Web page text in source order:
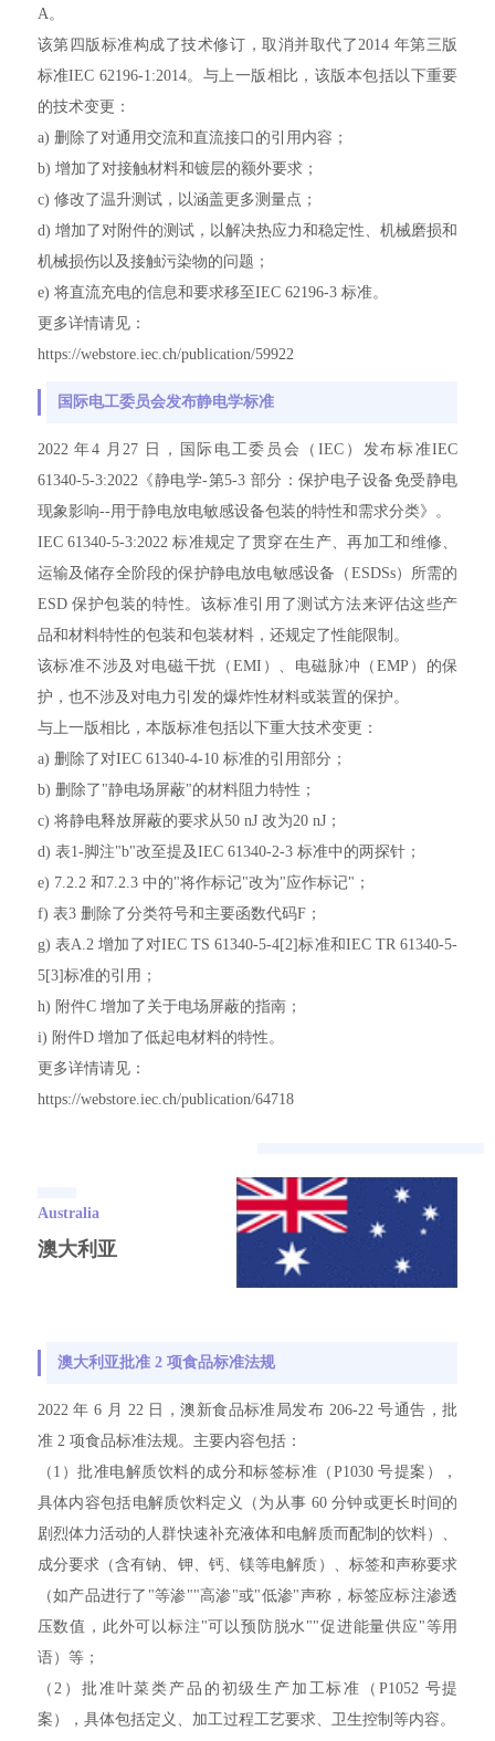
A。
该第四版标准构成了技术修订，取消并取代了2014 年第三版
标准IEC 62196-1:2014。与上一版相比，该版本包括以下重要
的技术变更：
a) 删除了对通用交流和直流接口的引用内容；
b) 增加了对接触材料和镀层的额外要求；
c) 修改了温升测试，以涵盖更多测量点；
d) 增加了对附件的测试，以解决热应力和稳定性、机械磨损和
机械损伤以及接触污染物的问题；
e) 将直流充电的信息和要求移至IEC 62196-3 标准。
更多详情请见：
https://webstore.iec.ch/publication/59922
国际电工委员会发布静电学标准
2022 年4 月27 日，国际电工委员会（IEC）发布标准IEC
61340-5-3:2022《静电学-第5-3 部分：保护电子设备免受静电
现象影响--用于静电放电敏感设备包装的特性和需求分类》。
IEC 61340-5-3:2022 标准规定了贯穿在生产、再加工和维修、
运输及储存全阶段的保护静电放电敏感设备（ESDSs）所需的
ESD 保护包装的特性。该标准引用了测试方法来评估这些产
品和材料特性的包装和包装材料，还规定了性能限制。
该标准不涉及对电磁干扰（EMI）、电磁脉冲（EMP）的保
护，也不涉及对电力引发的爆炸性材料或装置的保护。
与上一版相比，本版标准包括以下重大技术变更：
a) 删除了对IEC 61340-4-10 标准的引用部分；
b) 删除了"静电场屏蔽"的材料阻力特性；
c) 将静电释放屏蔽的要求从50 nJ 改为20 nJ；
d) 表1-脚注"b"改至提及IEC 61340-2-3 标准中的两探针；
e) 7.2.2 和7.2.3 中的"将作标记"改为"应作标记"；
f) 表3 删除了分类符号和主要函数代码F；
g) 表A.2 增加了对IEC TS 61340-5-4[2]标准和IEC TR 61340-5-
5[3]标准的引用；
h) 附件C 增加了关于电场屏蔽的指南；
i) 附件D 增加了低起电材料的特性。
更多详情请见：
https://webstore.iec.ch/publication/64718
Australia
澳大利亚
澳大利亚批准 2 项食品标准法规
2022 年 6 月 22 日，澳新食品标准局发布 206-22 号通告，批
准 2 项食品标准法规。主要内容包括：
（1）批准电解质饮料的成分和标签标准（P1030 号提案），
具体内容包括电解质饮料定义（为从事 60 分钟或更长时间的
剧烈体力活动的人群快速补充液体和电解质而配制的饮料）、
成分要求（含有钠、钾、钙、镁等电解质）、标签和声称要求
（如产品进行了"等渗""高渗"或"低渗"声称，标签应标注渗透
压数值，此外可以标注"可以预防脱水""促进能量供应"等用
语）等；
（2）批准叶菜类产品的初级生产加工标准（P1052 号提
案），具体包括定义、加工过程工艺要求、卫生控制等内容。